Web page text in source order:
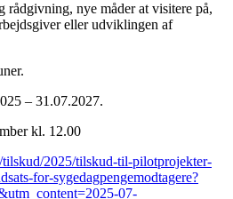
rådgivning, nye måder at visitere på,
eller udviklingen af
– 31.07.2027.
kl. 12.00
tilskud/2025/tilskud-til-pilotprojekter-
for-sygedagpengemodtagere?
07-